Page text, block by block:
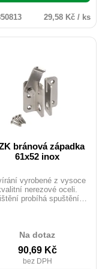
29,58 Kč / ks
bránová západka
61x52 inox
vyrobené z vysoce
nerezové oceli.
probíhá spuštěním
dvířek. Obsahuje otvory
visacího zámku.
Na dotaz
90,69 Kč
bez DPH